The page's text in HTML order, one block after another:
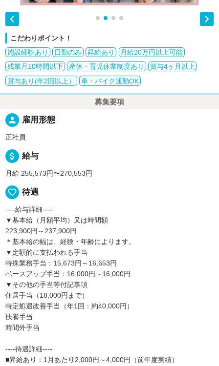
 
こだわりポイント！
施設経験あり
日勤のみ 昇給あり
月給20万円以上可能
残業月10時間以下
産休・育児休業制度あり
賞与4ヶ月以上
賞与あり(年2回以上）
車・バイク通勤OK
募集要項
person 雇用形態
正社員
attach_money 給与
月給 255,573円〜270,553円
favorite_border 待遇
----給与詳細----
▼基本給（月額平均）又は時間額
223,900円～237,900円
＊基本給の幅は、経験・年齢によります。
▼定額的に支払われる手当
特殊業務手当：15,673円～16,653円
ベースアップ手当：16,000円～16,000円
▼その他の手当等付記事項
住居手当（18,000円まで）
特定処遇改善手当（年1回：約40,000円）
扶養手当
時間外手当
----待遇詳細----
■昇給あり：1月あたり2,000円～4,000円（前年度実績）